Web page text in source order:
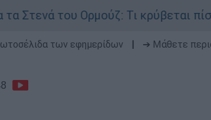
Ορμούζ: Τι κρύβεται πίσω από τις
των εφημερίδων ➔ Μάθετε